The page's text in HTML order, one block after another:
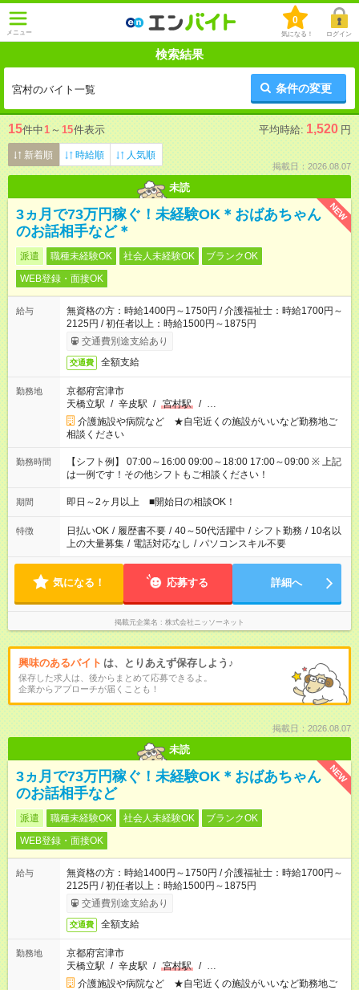
メニュー
0
気になる！ ログイン
検索結果
宮村のバイト一覧 条件の変更
15件中1 ～ 15件表示 平均時給: 1,520 円
新着順 時給順 人気順
掲載日：2026.08.07
未読
NEW
3ヵ月で73万円稼ぐ！未経験OK＊おばあちゃん
のお話相手など＊
派遣 職種未経験OK 社会人未経験OK
ブランクOK
WEB登録・面接OK
給与
無資格の方：時給1400円～1750円 / 介護福祉士：時給1700円～
2125円 / 初任者以上：時給1500円～1875円
交通費別途支給あり
交通費 全額支給
勤務地
京都府宮津市
天橋立駅 / 辛皮駅 / 宮村駅 / …
介護施設や病院など ★自宅近くの施設がいいなど勤務地ご
相談ください
勤務時間
【シフト例】 07:00～16:00 09:00～18:00 17:00～09:00 ※ 上記
は一例です！その他シフトもご相談ください！
期間 即日～2ヶ月以上 ■開始日の相談OK！
特徴 日払いOK / 履歴書不要 / 40～50代活躍中 / シフト勤務 / 10名以
上の大量募集 / 電話対応なし / パソコンスキル不要
気になる！ 応募する 詳細へ
掲載元企業名 株式会社ニッソーネット
興味のあるバイト は、とりあえず保存しよう♪
保存した求人は、後からまとめて応募できるよ。
企業からアプローチが届くことも！
掲載日：2026.08.07
未読
NEW
3ヵ月で73万円稼ぐ！未経験OK＊おばあちゃん
のお話相手など
派遣 職種未経験OK 社会人未経験OK
ブランクOK
WEB登録・面接OK
給与
無資格の方：時給1400円～1750円 / 介護福祉士：時給1700円～
2125円 / 初任者以上：時給1500円～1875円
交通費別途支給あり
交通費 全額支給
勤務地
京都府宮津市
天橋立駅 / 辛皮駅 / 宮村駅 / …
介護施設や病院など ★自宅近くの施設がいいなど勤務地ご